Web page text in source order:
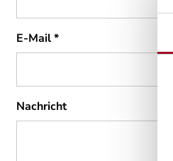
E-Mail*
Nachricht